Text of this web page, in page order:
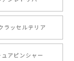
ましたが… 可
ラッセルテリア
ュアピンシャー